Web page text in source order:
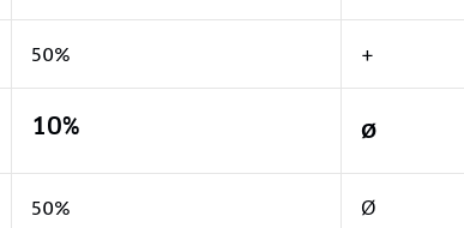
50% +
10% Ø
50% Ø